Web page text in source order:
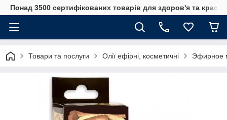
Понад 3500 сертифікованих товарів для здоров'я та краси
Товари та послуги Олії ефірні, косметичні Эфирное